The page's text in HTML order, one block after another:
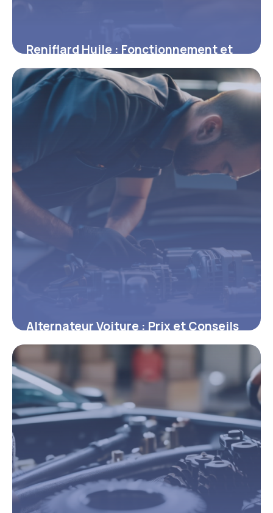
Reniflard Huile : Fonctionnement et
Entretien
7 mai 2026
Alternateur Voiture : Prix et Conseils
2026
30 avril 2026